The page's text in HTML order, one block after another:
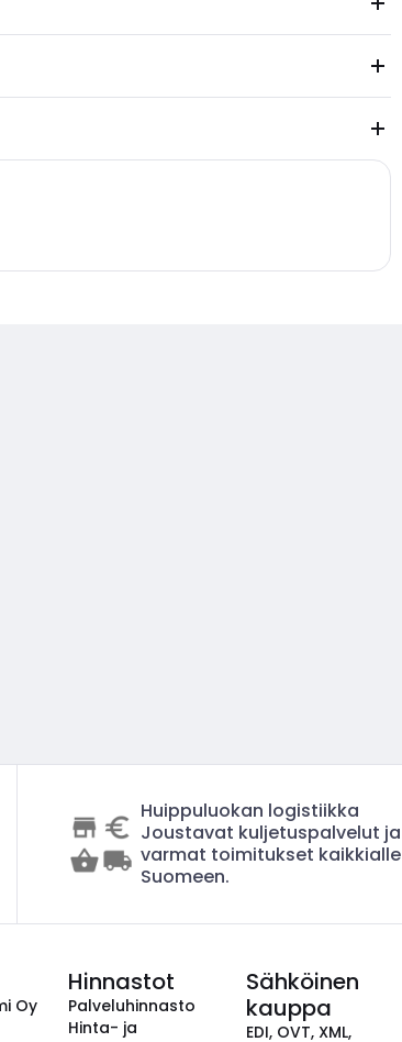
Huippuluokan logistiikka
Joustavat kuljetuspalvelut ja
varmat toimitukset kaikkialle
Suomeen.
Oy
Hinnastot
Palveluhinnasto
Hinta- ja
Sähköinen
kauppa
EDI, OVT, XML,